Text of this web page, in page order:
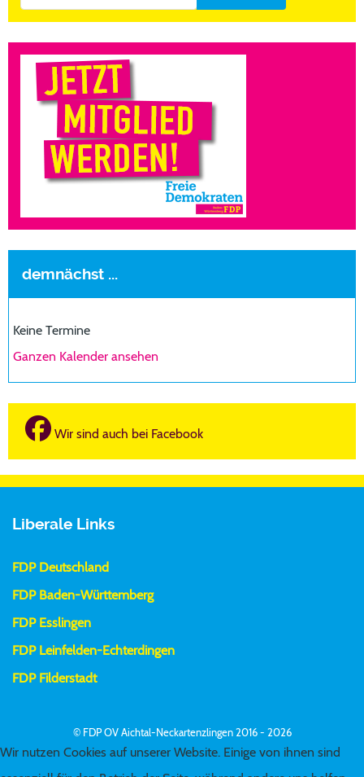
demnächst ...
Keine Termine
Ganzen Kalender ansehen
Wir sind auch bei Facebook
Liberale Links
FDP Deutschland
FDP Baden-Württemberg
FDP Esslingen
FDP Leinfelden-Echterdingen
FDP Filderstadt
© FDP OV Aichtal-Neckartenzlingen 2016 - 2026
Wir nutzen Cookies auf unserer Website. Einige von ihnen sind